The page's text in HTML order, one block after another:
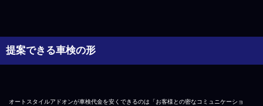
提案できる車検の形
オートスタイルアドオンが車検代金を安くできるのは「お客様との密なコミュニケーショ